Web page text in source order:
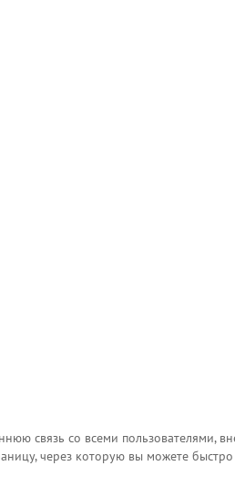
связь со всеми пользователями,
через которую вы можете